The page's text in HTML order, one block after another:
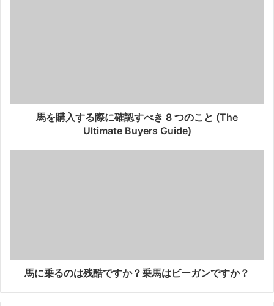
馬を購入する際に確認すべき 8 つのこと (The
Ultimate Buyers Guide)
馬に乗るのは残酷ですか？乗馬はビーガンですか？